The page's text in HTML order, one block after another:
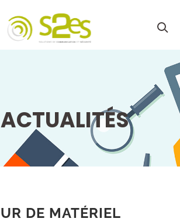
DE MATÉRIEL